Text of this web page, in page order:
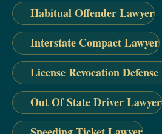
Habitual Offender Lawyer
Interstate Compact Lawyer
License Revocation
Out Of State Driver Lawyer